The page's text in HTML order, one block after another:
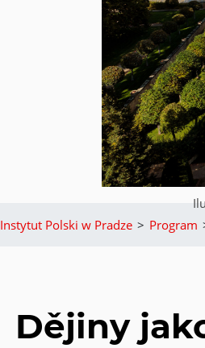
Instytut Polski w Pradze > Program
Dějiny